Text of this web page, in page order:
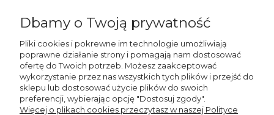
887 750 445
536 346 177
Dbamy o Twoją prywatność
Pliki cookies i pokrewne im technologie umożliwiają
poprawne działanie strony i pomagają nam dostosować
ofertę do Twoich potrzeb. Możesz zaakceptować
wykorzystanie przez nas wszystkich tych plików i przejść do
sklepu lub dostosować użycie plików do swoich
preferencji, wybierając opcję "Dostosuj zgody".
Więcej o plikach cookies przeczytasz w naszej Polityce